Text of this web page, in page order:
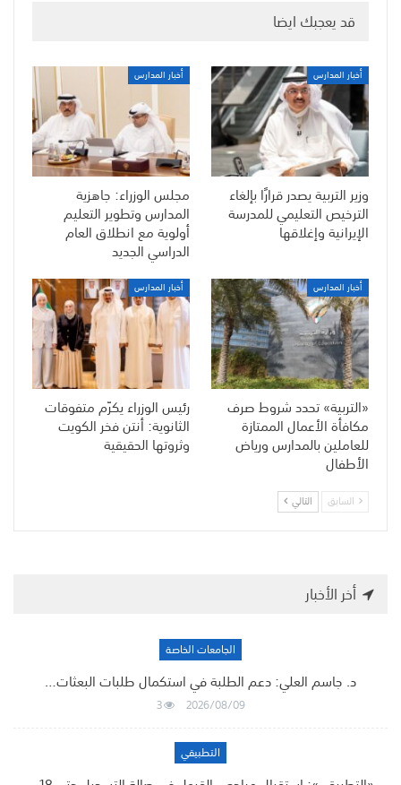
قد يعجبك ايضا
أخبار المدارس
وزير التربية يصدر قرارًا بإلغاء
الترخيص التعليمي للمدرسة
الإيرانية وإغلاقها
أخبار المدارس
مجلس الوزراء: جاهزية
المدارس وتطوير التعليم
أولوية مع انطلاق العام
الدراسي الجديد
أخبار المدارس
«التربية» تحدد شروط صرف
مكافأة الأعمال الممتازة
للعاملين بالمدارس ورياض
الأطفال
أخبار المدارس
رئيس الوزراء يكرّم متفوقات
الثانوية: أنتن فخر الكويت
وثروتها الحقيقية
السابق التالي
أخر الأخبار
الجامعات الخاصة
د. جاسم العلي: دعم الطلبة في استكمال طلبات البعثات…
2026/08/09
3
التطبيقي